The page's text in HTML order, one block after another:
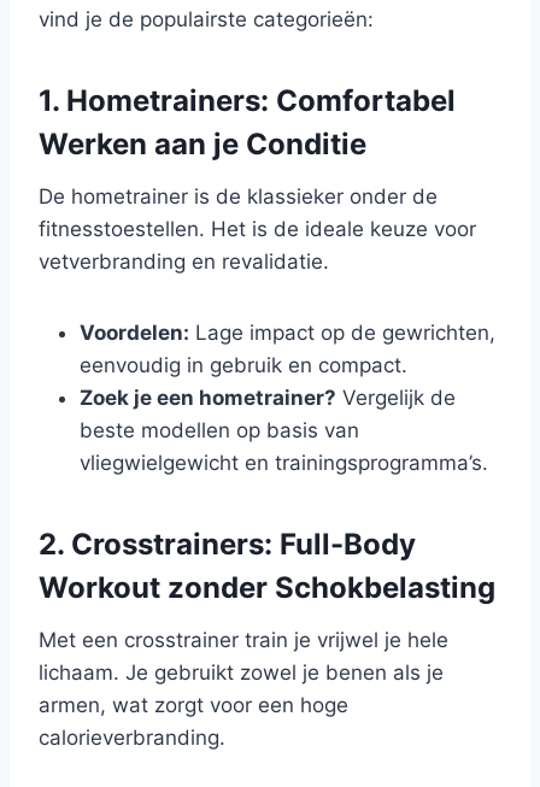
vind je de populairste categorieën:
1. Hometrainers: Comfortabel
Werken aan je Conditie
De hometrainer is de klassieker onder de
fitnesstoestellen. Het is de ideale keuze voor
vetverbranding en revalidatie.
Voordelen: Lage impact op de gewrichten,
eenvoudig in gebruik en compact.
Zoek je een hometrainer? Vergelijk de
beste modellen op basis van
vliegwielgewicht en trainingsprogramma’s.
2. Crosstrainers: Full-Body
Workout zonder Schokbelasting
Met een crosstrainer train je vrijwel je hele
lichaam. Je gebruikt zowel je benen als je
armen, wat zorgt voor een hoge
calorieverbranding.